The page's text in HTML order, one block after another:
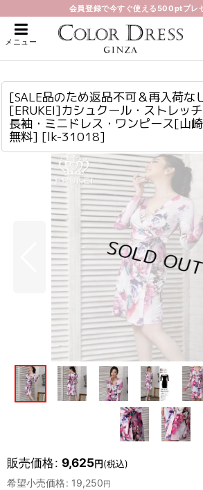
会員登録で今すぐ使える500ptプレ
メニュー
ホーム > ミニ・ショート
[SALE品のため返品不可＆再入荷なしの現品限り
レッチ・カラフル花柄・長袖・ミニドレス・ワンピ
[SALE品のため返品不可＆再入荷な
[ERUKEI]カシュクール・ストレッ
長袖・ミニドレス・ワンピース[山
無料] [lk-31018]
販売価格: 9,625円(税込)
希望小売価格: 19,250 円